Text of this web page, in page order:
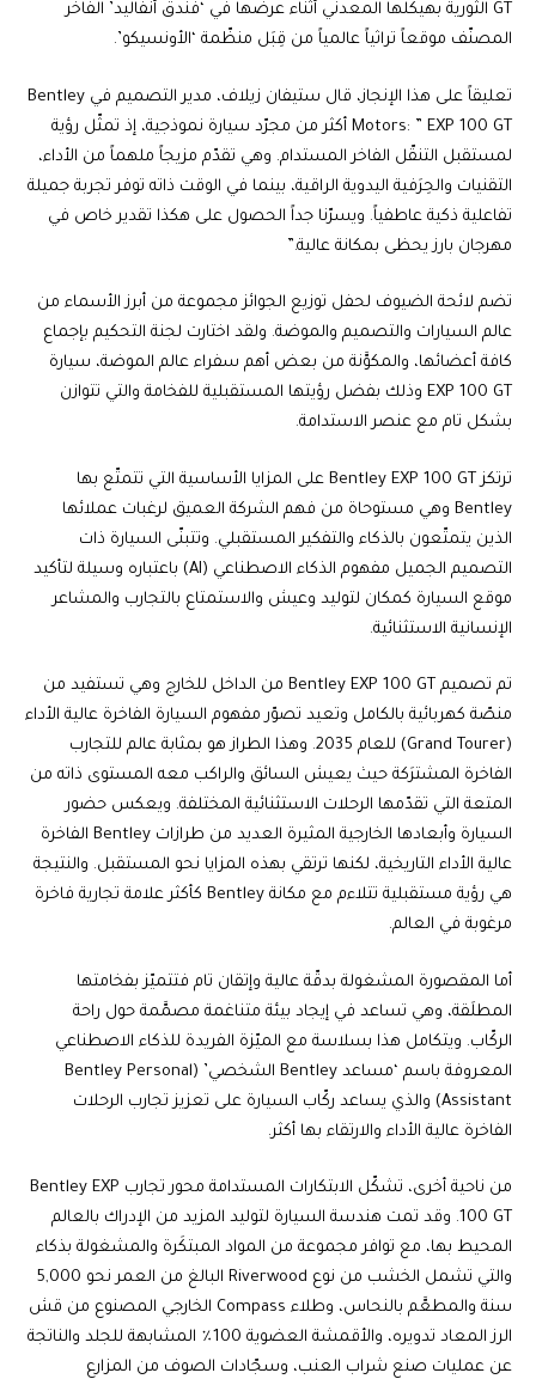
GT الثورية بهيكلها المعدني أثناء عرضها في ‘فندق أنفاليد’ الفاخر
المصنّف موقعاً تراثياً عالمياً من قِبَل منظّمة ‘الأونسيكو’.
تعليقاً على هذا الإنجاز، قال ستيفان زيلاف، مدير التصميم في Bentley
Motors: ” EXP 100 GT أكثر من مجرّد سيارة نموذجية، إذ تمثّل رؤية
لمستقبل التنقّل الفاخر المستدام. وهي تقدّم مزيجاً ملهماً من الأداء،
التقنيات والحِرَفية اليدوية الراقية، بينما في الوقت ذاته توفر تجربة جميلة
تفاعلية ذكية عاطفياً. ويسرّنا جداً الحصول على هكذا تقدير خاص في
مهرجان بارز يحظى بمكانة عالية.”
تضم لائحة الضيوف لحفل توزيع الجوائز مجموعة من أبرز الأسماء من
عالم السيارات والتصميم والموضة. ولقد اختارت لجنة التحكيم بإجماع
كافة أعضائها، والمكوَّنة من بعض أهم سفراء عالم الموضة، سيارة
EXP 100 GT وذلك بفضل رؤيتها المستقبلية للفخامة والتي تتوازن
بشكل تام مع عنصر الاستدامة.
ترتكز Bentley EXP 100 GT على المزايا الأساسية التي تتمتّع بها
Bentley وهي مستوحاة من فهم الشركة العميق لرغبات عملائها
الذين يتمتّعون بالذكاء والتفكير المستقبلي. وتتبنّى السيارة ذات
التصميم الجميل مفهوم الذكاء الاصطناعي (AI) باعتباره وسيلة لتأكيد
موقع السيارة كمكان لتوليد وعيش والاستمتاع بالتجارب والمشاعر
الإنسانية الاستثنائية.
تم تصميم Bentley EXP 100 GT من الداخل للخارج وهي تستفيد من
منصّة كهربائية بالكامل وتعيد تصوّر مفهوم السيارة الفاخرة عالية الأداء
(Grand Tourer) للعام 2035. وهذا الطراز هو بمثابة عالم للتجارب
الفاخرة المشترَكة حيث يعيش السائق والراكب معه المستوى ذاته من
المتعة التي تقدّمها الرحلات الاستثنائية المختلفة. ويعكس حضور
السيارة وأبعادها الخارجية المثيرة العديد من طرازات Bentley الفاخرة
عالية الأداء التاريخية، لكنها ترتقي بهذه المزايا نحو المستقبل. والنتيجة
هي رؤية مستقبلية تتلاءم مع مكانة Bentley كأكثر علامة تجارية فاخرة
مرغوبة في العالم.
أما المقصورة المشغولة بدقّة عالية وإتقان تام فتتميّز بفخامتها
المطلَقة، وهي تساعد في إيجاد بيئة متناغمة مصمَّمة حول راحة
الركّاب. ويتكامل هذا بسلاسة مع الميّزة الفريدة للذكاء الاصطناعي
المعروفة باسم ‘مساعد Bentley الشخصي’ (Bentley Personal
Assistant) والذي يساعد ركّاب السيارة على تعزيز تجارب الرحلات
الفاخرة عالية الأداء والارتقاء بها أكثر.
من ناحية أخرى، تشكّل الابتكارات المستدامة محور تجارب Bentley EXP
100 GT. وقد تمت هندسة السيارة لتوليد المزيد من الإدراك بالعالم
المحيط بها، مع توافر مجموعة من المواد المبتكَرة والمشغولة بذكاء
والتي تشمل الخشب من نوع Riverwood البالغ من العمر نحو 5,000
سنة والمطعَّم بالنحاس، وطلاء Compass الخارجي المصنوع من قش
الرز المعاد تدويره، والأقمشة العضوية 100٪ المشابهة للجلد والناتجة
عن عمليات صنع شراب العنب، وسجّادات الصوف من المزارع